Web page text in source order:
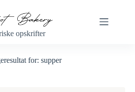
opskrifter
for: supper